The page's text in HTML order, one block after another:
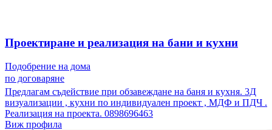
Проектиране и реализация на бани и кухни
Подобрение на дома
по договаряне
Предлагам съдействие при обзавеждане на баня и кухня. 3Д
визуализации , кухни по индивидуален проект , МДФ и ПДЧ .
Реализация на проекта. 0898696463
Виж профила